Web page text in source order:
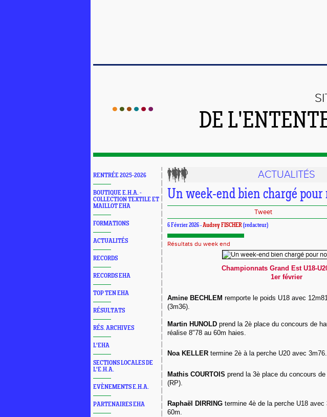
DE
RENTRÉE 2025-2026
BOUTIQUE E.H.A. -
COLLECTION TEXTILE ET
MAILLOT EHA
FORMATIONS
ACTUALITÉS
RECORDS
RECORDS EHA
TOP TEN EHA
RÉSULTATS
RÉS. ARCHIVES
L'EHA
SECTIONS LOCALES DE
L'E.H.A.
EVÈNEMENTS E.H.A.
PARTENAIRES EHA
ACTUALITÉS
Un week-end bien chargé pour
Tweet
6 Février 2026 -Audrey FISCHER(redacteur)
Résultats du week end
Championnats Grand Est U18-
1er février
Amine BECHLEM remporte le poids U18 avec
(3m36).
Martin HUNOLD prend la 2è place du concours de
réalise 8"78 au 60m haies.
Noa KELLER termine 2è à la perche U20 avec 3m76.
Mathis COURTOIS prend la 3è place du concours
(RP).
Raphaël DIRRING termine 4è de la perche U18
60m.